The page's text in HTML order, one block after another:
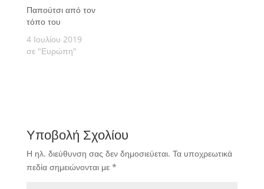
Παπούτσι από τον
τόπο του
4 Ιουλίου 2019
σε "Ευρώπη"
Υποβολή Σχολίου
Η ηλ. διεύθυνση σας δεν δημοσιεύεται. Τα υποχρεωτικά
πεδία σημειώνονται με *